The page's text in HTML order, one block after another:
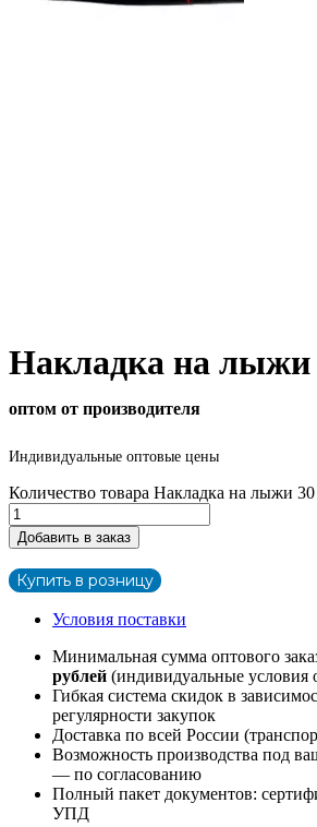
Накладка на лыжи
оптом от производителя
Индивидуальные оптовые цены
Количество товара Накладка на лыжи
Добавить в заказ
Купить в розницу
Условия поставки
Минимальная сумма оптового
рублей (индивидуальные условия
Гибкая система скидок в
регулярности закупок
Доставка по всей России
Возможность производства под
— по согласованию
Полный пакет документов:
УПД